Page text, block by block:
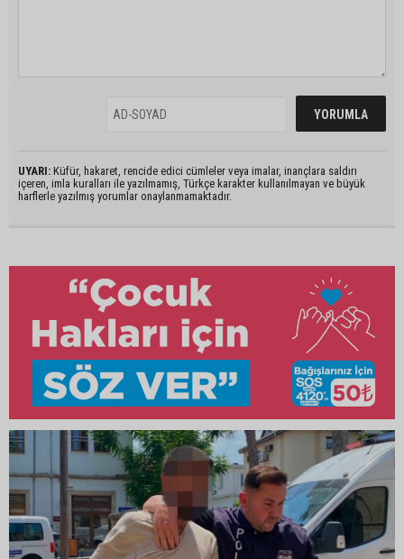
UYARI: Küfür, hakaret, rencide edici cümleler veya imalar, inançlara saldırı
içeren, imla kuralları ile yazılmamış, Türkçe karakter kullanılmayan ve büyük
harflerle yazılmış yorumlar onaylanmamaktadır.